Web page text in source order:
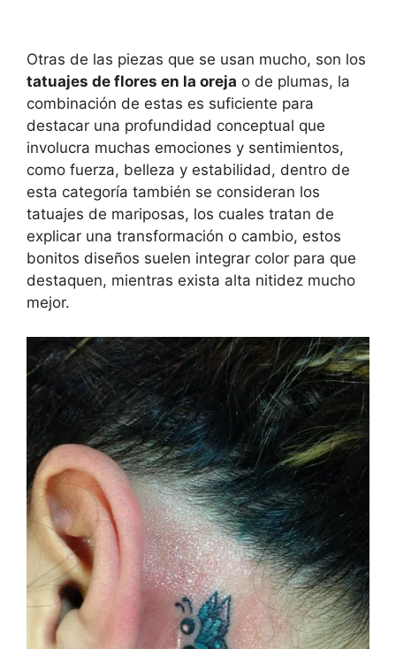
Otras de las piezas que se usan mucho, son los
tatuajes de flores en la oreja o de plumas, la
combinación de estas es suficiente para
destacar una profundidad conceptual que
involucra muchas emociones y sentimientos,
como fuerza, belleza y estabilidad, dentro de
esta categoría también se consideran los
tatuajes de mariposas, los cuales tratan de
explicar una transformación o cambio, estos
bonitos diseños suelen integrar color para que
destaquen, mientras exista alta nitidez mucho
mejor.